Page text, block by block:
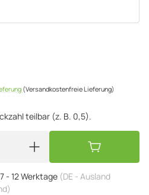
(Versandkostenfreie Lieferung)
teilbar (z. B. 0,5).
7 - 12 Werktage (DE - Ausland